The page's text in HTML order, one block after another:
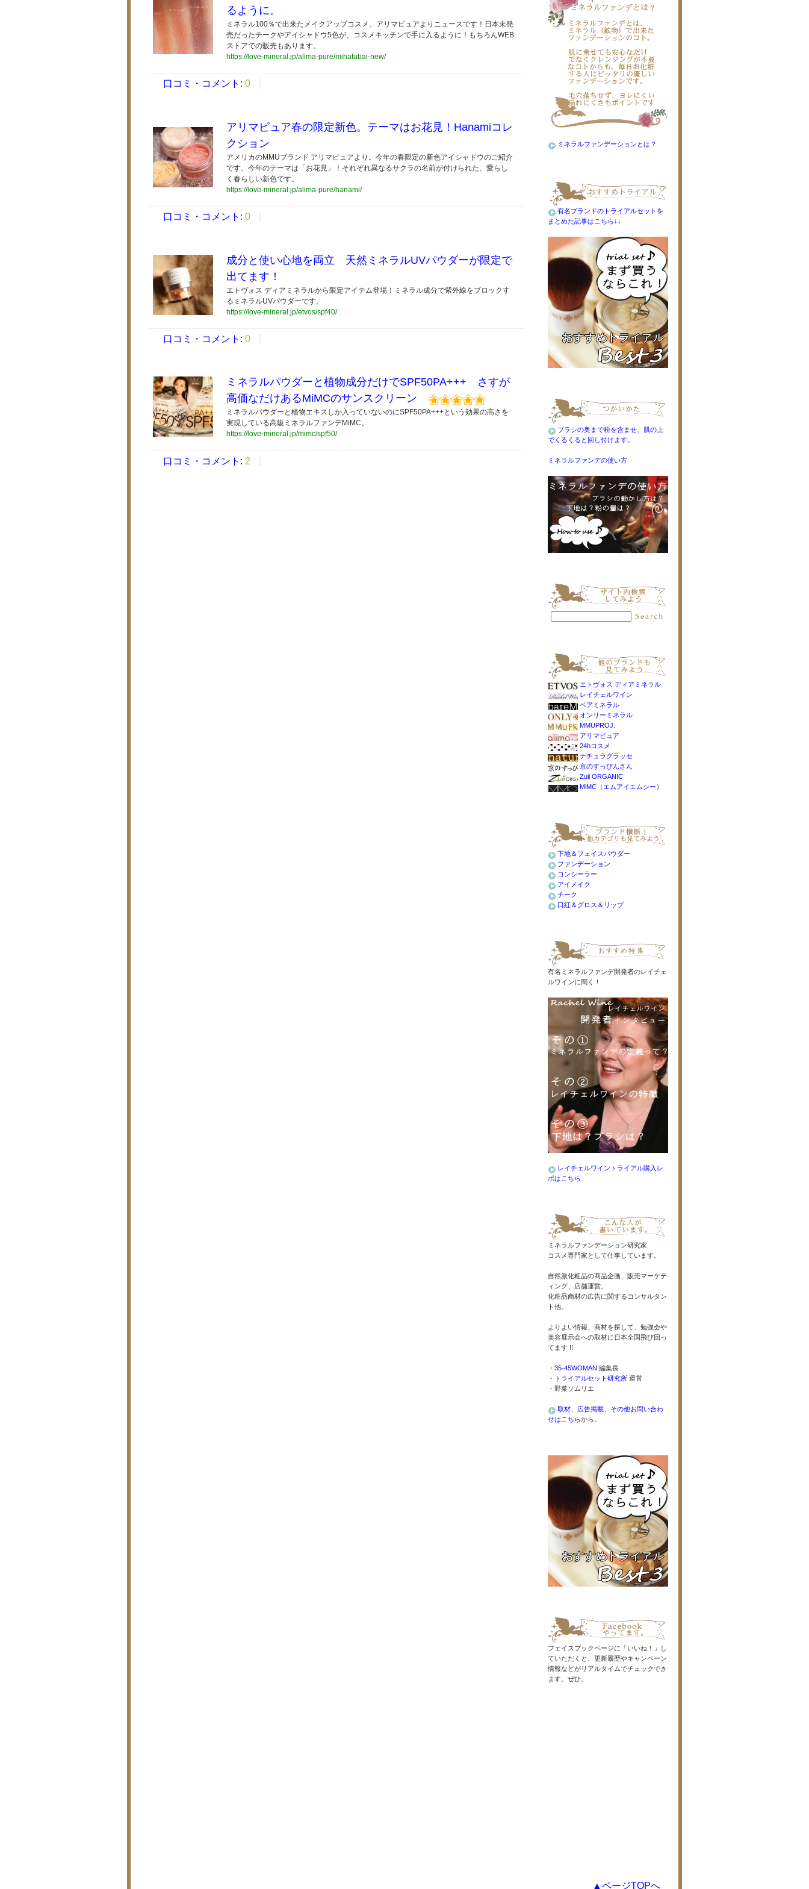
るように。
ミネラル100％で出来たメイクアップコスメ、アリマピュアよりニュースです！日本未発
売だったチークやアイシャドウ5色が、コスメキッチンで手に入るように！もちろんWEB
ストアでの販売もあります。
https://love-mineral.jp/alima-pure/mihatubai-new/
口コミ・コメント : 0
アリマピュア春の限定新色。テーマはお花見！Hanamiコレ
クション
アメリカのMMUブランド アリマピュアより。今年の春限定の新色アイシャドウのご紹介
です。今年のテーマは「お花見」！それぞれ異なるサクラの名前が付けられた、愛らし
く春らしい新色です。
https://love-mineral.jp/alima-pure/hanami/
口コミ・コメント : 0
成分と使い心地を両立 天然ミネラルUVパウダーが限定で
出てます！
エトヴォス ディアミネラルから限定アイテム登場！ミネラル成分で紫外線をブロックす
るミネラルUVパウダーです。
https://love-mineral.jp/etvos/spf40/
口コミ・コメント : 0
ミネラルパウダーと植物成分だけでSPF50PA+++ さすが
高価なだけあるMiMCのサンスクリーン
ミネラルパウダーと植物エキスしか入っていないのにSPF50PA+++という効果の高さを
実現している高級ミネラルファンデMiMC。
https://love-mineral.jp/mimc/spf50/
口コミ・コメント : 2
ミネラルファンデーションとは？
有名ブランドのトライアルセットを
まとめた記事はこちら↓↓
ブラシの奥まで粉を含ませ、肌の上
でくるくると回し付けます。
ミネラルファンデの使い方
エトヴォス ディアミネラル
レイチェルワイン
ベアミネラル
オンリーミネラル
MMUPROJ.
アリマピュア
24hコスメ
ナチュラグラッセ
京のすっぴんさん
Zuii ORGANIC
MiMC（エムアイエムシー）
下地＆フェイスパウダー
ファンデーション
コンシーラー
アイメイク
チーク
口紅＆グロス＆リップ
有名ミネラルファンデ開発者のレイチェ
ルワインに聞く！
レイチェルワイントライアル購入レ
ポはこちら
ミネラルファンデーション研究家
コスメ専門家として仕事しています。
自然派化粧品の商品企画、販売マーケテ
ィング、店舗運営。
化粧品商材の広告に関するコンサルタン
ト他。
よりよい情報、商材を探して、勉強会や
美容展示会への取材に日本全国飛び回っ
てます !!
・ 35-45WOMAN 編集長
・
トライアルセット研究所 運営
・野菜ソムリエ
取材、広告掲載、その他お問い合わ
せはこちらから。
フェイスブックページに「いいね！」し
ていただくと、更新履歴やキャンペーン
情報などがリアルタイムでチェックでき
ます。ぜひ。
▲ページTOPへ